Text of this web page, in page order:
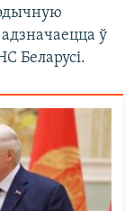
ў
Беларусі.